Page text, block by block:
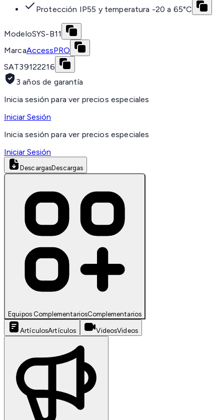
Protección IP55 y temperatura -20 a 65°C
ModeloSYS-B11
MarcaAccessPRO
SAT39122216
3 años de garantía
Inicia sesión para ver precios especiales
Iniciar Sesión
Inicia sesión para ver precios especiales
Iniciar Sesión
DescargasDescargas
Equipos ComplementariosComplementarios
ArtículosArtículos VideosVideos